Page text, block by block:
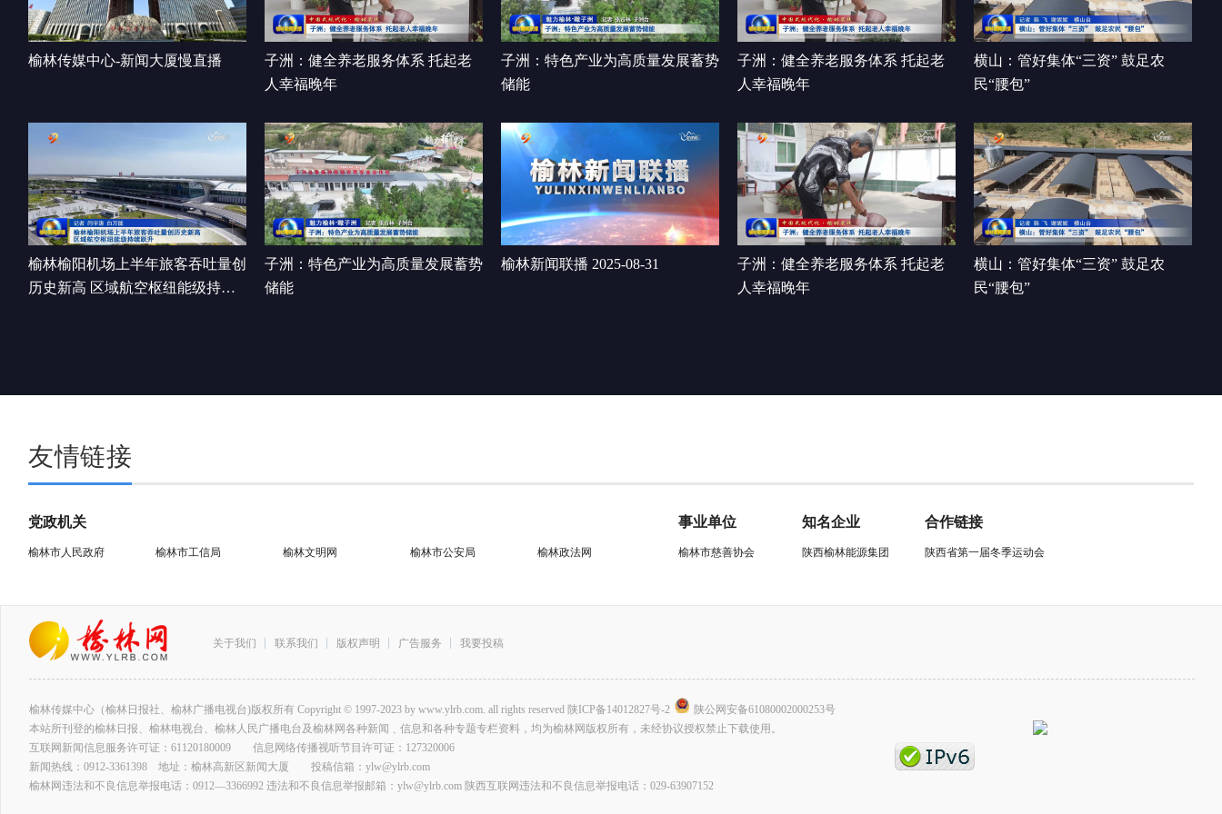
00:01:21
榆林传媒中心-新闻大厦慢直播
子洲：健全养老服务体系 托起老
人幸福晚年
子洲：特色产业为高质量发展蓄势
储能
子洲：健全养老服务体系 托起老
人幸福晚年
横山：管好集体“三资” 鼓足农
民“腰包”
榆林榆阳机场上半年旅客吞吐量创
历史新高 区域航空枢纽能级持续
子洲：特色产业为高质量发展蓄势
储能
榆林新闻联播 2025-08-31
子洲：健全养老服务体系 托起老
人幸福晚年
横山：管好集体“三资” 鼓足农
民“腰包”
友情链接
党政机关
榆林市人民政府 榆林市工信局 榆林文明网 榆林市公安局 榆林政法网
事业单位
榆林市慈善协会
知名企业
陕西榆林能源集团
合作链接
陕西省第一届冬季运动会
关于我们 联系我们 版权声明 广告服务 我要投稿
榆林传媒中心（榆林日报社、榆林广播电视台)版权所有 Copyright © 1997-2023 by www.ylrb.com. all rights reserved 陕ICP备14012827号-2
陕公网安备61080002000253号
本站所刊登的榆林日报、榆林电视台、榆林人民广播电台及榆林网各种新闻﹑信息和各种专题专栏资料，均为榆林网版权所有，未经协议授权禁止下载使用。
互联网新闻信息服务许可证：61120180009 信息网络传播视听节目许可证：127320006
新闻热线：0912-3361398 地址：榆林高新区新闻大厦 投稿信箱：ylw@ylrb.com
榆林网违法和不良信息举报电话：0912—3366992 违法和不良信息举报邮箱：ylw@ylrb.com 陕西互联网违法和不良信息举报电话：029-63907152